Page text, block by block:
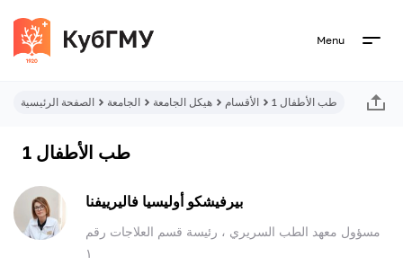
Menu
الصفحة الرئيسية الجامعة هيكل الجامعة الأقسام طب الأطفال 1
طب الأطفال 1
بيرفيشكو أوليسيا فاليرييفنا
مسؤول معهد الطب السريري ، رئيسة قسم العلاجات رقم
١